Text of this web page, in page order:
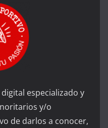
especializado y
y/o
de darlos a conocer,